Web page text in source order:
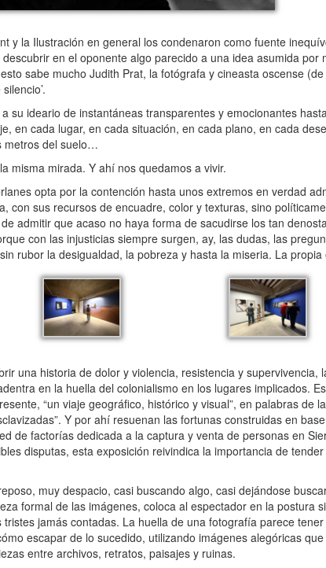
y la Ilustración en general los condenaron como fuente
en el oponente algo parecido a una idea asumida por
sabe mucho Judith Prat, la fotógrafa y cineasta oscense
su ideario de instantáneas transparentes y emocionantes
en cada lugar, en cada situación, en cada plano, en cada
metros del suelo…
mirada. Y ahí nos quedamos a vivir.
opta por la contención hasta unos extremos en verdad
con sus recursos de encuadre, color y texturas, sino
admitir que acaso no haya forma de sacudirse los tan
con las injusticias siempre surgen, ay, las dudas, las
rubor la desigualdad, la pobreza y hasta la miseria. La propia
una historia de dolor y violencia, resistencia y supervivencia,
en la huella del colonialismo en los lugares implicados.
“un viaje geográfico, histórico y visual”, en palabras de
Y por ahí resuenan las fortunas construidas en
de factorías dedicada a la captura y venta de personas en
disputas, esta exposición reivindica la importancia de
muy despacio, casi buscando algo, casi dejándose
formal de las imágenes, coloca al espectador en la postura
jamás contadas. La huella de una fotografía parece
escapar de lo sucedido, utilizando imágenes alegóricas
entre archivos, retratos, paisajes y ruinas.